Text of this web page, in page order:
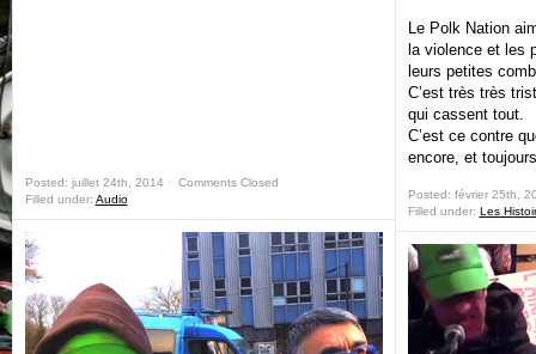
Posted: juillet 24th, 2014 ˑ Comments Closed
Filled under: Audio
Le Polk Nation
la violence et les
leurs petites
C’est très très
qui cassent tout.
C’est ce contre
encore, et
Posted: février 25th,
Filled under: Les